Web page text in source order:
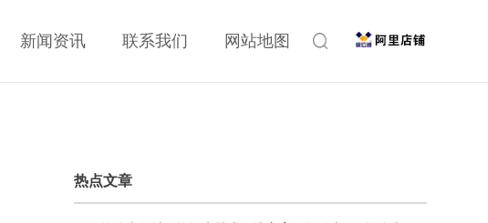
新闻资讯 联系我们 网站地图
热点文章